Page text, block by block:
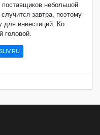
небольшой
завтра, поэтому
для инвестиций. Ко
головой.